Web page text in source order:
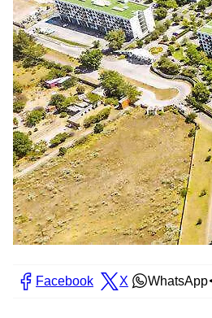
Facebook X WhatsApp